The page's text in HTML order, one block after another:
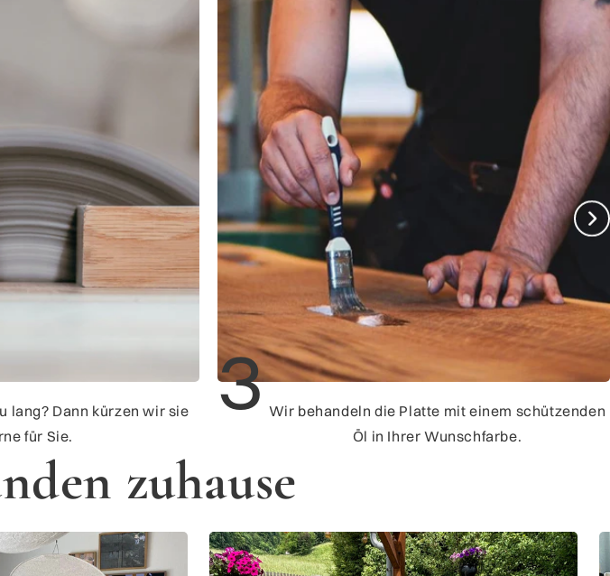
lang? Dann kürzen wir sie
für Sie.
3 Wir behandeln die Platte mit einem schützenden
Öl in Ihrer Wunschfarbe.
zuhause